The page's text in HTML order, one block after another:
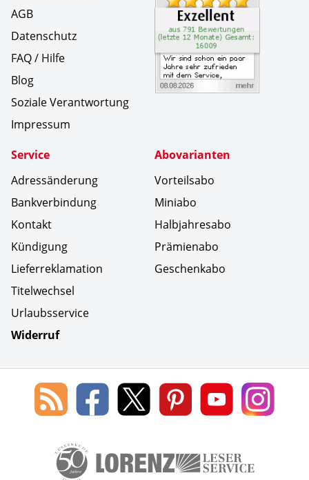
AGB
Datenschutz
FAQ / Hilfe
Blog
Soziale Verantwortung
Impressum
Service
Adressänderung
Bankverbindung
Kontakt
Kündigung
Lieferreklamation
Titelwechsel
Urlaubsservice
Widerruf
Abovarianten
Vorteilsabo
Miniabo
Halbjahresabo
Prämienabo
Geschenkabo
Social Media
Blog
des
Leserservice
Lorenz
Leserservice
Lorenz
Leserservice
Lorenz
Leserservice
Lorenz
Leserservice
Lorenz